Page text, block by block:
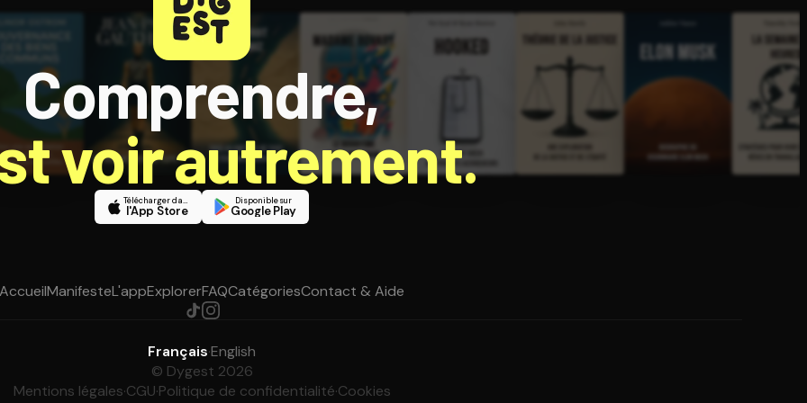
Comprendre,
voir autrement.
Télécharger dans
l'App Store
Disponible sur
Google Play
AccueilManifesteL'appExplorerFAQCatégoriesContact & Aide
Français·English
© Dygest 2026
Mentions légales·CGU·Politique de confidentialité·Cookies